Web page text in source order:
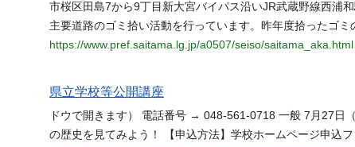
市桜区田島7から9丁目新大宮バイパス沿いJR武蔵野線西浦
主要道路のゴミ拾い活動を行っています。昨年度拾ったゴ
https://www.pref.saitama.lg.jp/a0507/seiso/saitama_aka.html
県立学校等公開講座
ドウで開きます） 電話番号 → 048-561-0718 一般 7月27日
の歴史を見てみよう！ 【申込方法】学校ホームページ申込